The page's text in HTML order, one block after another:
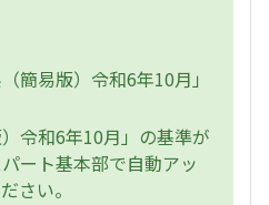
簡易版）令和6年10月」
令和6年10月」の基準が
ート基本部で自動アッ
さい。